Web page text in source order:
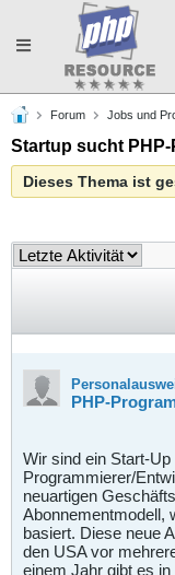
Toggle
navigation
Forum Jobs und
Startup sucht
Dieses Thema ist
PHP-
Wir sind ein Start-
Programmierer/
neuartigen
Abonnementmodell,
basiert. Diese neue
den USA vor
einem Jahr gibt es